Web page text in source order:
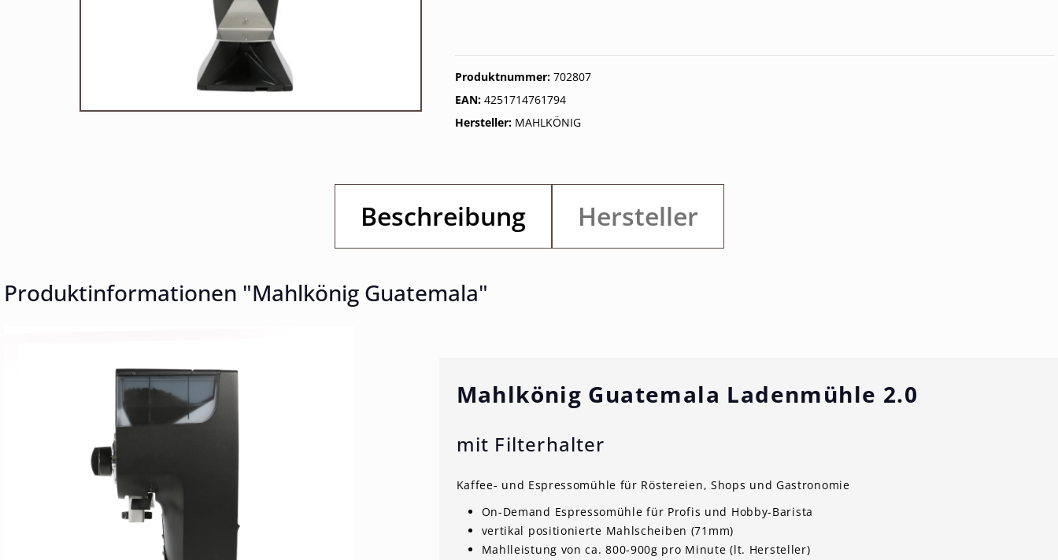
Produktnummer: 702807
EAN: 4251714761794
Hersteller: MAHLKÖNIG
Beschreibung Hersteller
Produktinformationen "Mahlkönig Guatemala"
Mahlkönig Guatemala Ladenmühle 2.0
mit Filterhalter
Kaffee- und Espressomühle für Röstereien, Shops und Gastronomie
On-Demand Espressomühle für Profis und Hobby-Barista
vertikal positionierte Mahlscheiben (71mm)
Mahlleistung von ca. 800-900g pro Minute (lt. Hersteller)